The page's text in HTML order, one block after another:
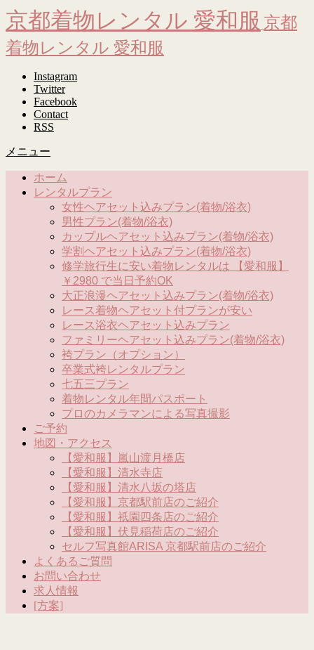
京都着物レンタル 愛和服 京都
着物レンタル 愛和服
Instagram
Twitter
Facebook
Contact
RSS
メニュー
ホーム
レンタルプラン
女性ヘアセット込みプラン(着物/浴衣)
男性プラン(着物/浴衣)
カップルヘアセット込みプラン(着物/浴衣)
学割ヘアセット込みプラン(着物/浴衣)
修学旅行生に安い着物レンタルは 【愛和服】
￥2980 で当日予約OK
大正浪漫ヘアセット込みプラン(着物/浴衣)
レース着物ヘアセット付プランが安い
レース浴衣ヘアセット込みプラン
ファミリーヘアセット込みプラン(着物/浴衣)
袴プラン（オプション）
卒業式袴レンタルプラン
七五三プラン
着物レンタル年間パスポート
プロのカメラマンによる写真撮影
ご予約
地図・アクセス
【愛和服】嵐山渡月橋店
【愛和服】清水寺店
【愛和服】清水八坂の塔店
【愛和服】京都駅前店のご紹介
【愛和服】祇園四条店のご紹介
【愛和服】伏見稲荷店のご紹介
セルフ写真館ARISA 京都駅前店のご紹介
よくあるご質問
お問い合わせ
求人情報
[方案]